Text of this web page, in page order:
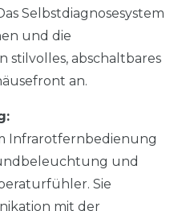
Selbstdiagnosesystem
und die
stilvolles, abschaltbares
an.
Infrarotfernbedienung
und
Sie
mit der